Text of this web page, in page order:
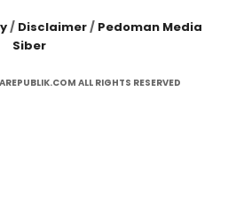
/ Disclaimer/ Pedoman Media
Siber
ALL RIGHTS RESERVED